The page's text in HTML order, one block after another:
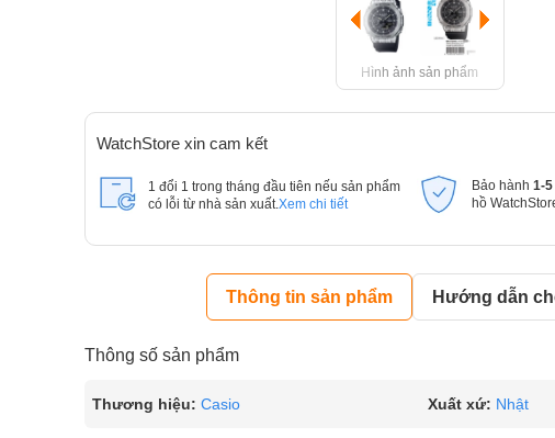
Hình ảnh sản phẩm
WatchStore xin cam kết
1 đổi 1 trong tháng đầu tiên nếu sản phẩm
có lỗi từ nhà sản xuất. Xem chi tiết
Bảo hành 1-
hồ
Thông tin sản phẩm Hướng dẫn
Thông số sản phẩm
Thương hiệu: Casio Xuất xứ: Nhật